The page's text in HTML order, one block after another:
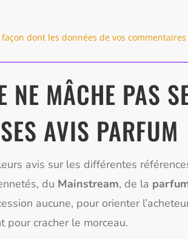
dont les données de vos
NE MÂCHE PAS
AVIS PARFUM
avis sur les différentes
du Mainstream, de la
aucune, pour orienter
pour cracher le morceau.